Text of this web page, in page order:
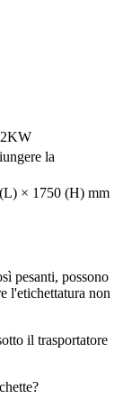
la
× 1750 (H) mm
pesanti, possono
l'etichettatura non
il trasportatore